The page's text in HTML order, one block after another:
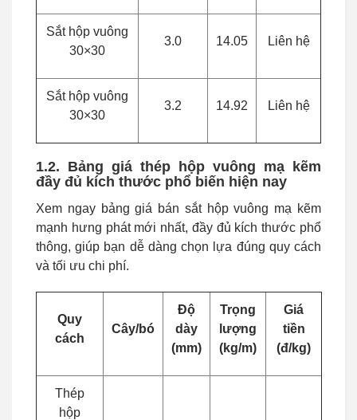
Sắt hộp vuông
30×30
3.0 14.05 Liên hệ
Sắt hộp vuông
30×30
3.2 14.92 Liên hệ
1.2. Bảng giá thép hộp vuông mạ kẽm
đầy đủ kích thước phổ biến hiện nay
Xem ngay bảng giá bán sắt hộp vuông mạ kẽm
mạnh hưng phát mới nhất, đầy đủ kích thước phổ
thông, giúp bạn dễ dàng chọn lựa đúng quy cách
và tối ưu chi phí.
Quy
cách
Cây/bó
Độ
dày
(mm)
Trọng
lượng
(kg/m)
Giá
tiền
(đ/kg)
Thép
hộp